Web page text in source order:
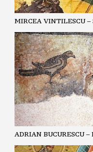
MIRCEA VINTILESCU
ADRIAN BUCURESCU